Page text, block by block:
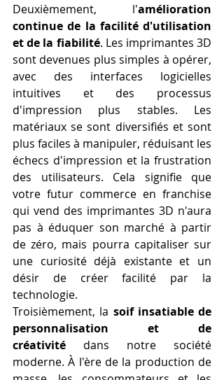
Deuxièmement, l'amélioration
continue de la facilité d'utilisation
et de la fiabilité. Les imprimantes 3D
sont devenues plus simples à opérer,
avec des interfaces logicielles
intuitives et des processus
d'impression plus stables. Les
matériaux se sont diversifiés et sont
plus faciles à manipuler, réduisant les
échecs d'impression et la frustration
des utilisateurs. Cela signifie que
votre futur commerce en franchise
qui vend des imprimantes 3D n'aura
pas à éduquer son marché à partir
de zéro, mais pourra capitaliser sur
une curiosité déjà existante et un
désir de créer facilité par la
technologie.
Troisièmement, la soif insatiable de
personnalisation et de
créativité dans notre société
moderne. À l'ère de la production de